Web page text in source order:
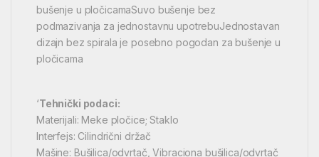
bušenje u pločicamaSuvo bušenje bez
podmazivanja za jednostavnu upotrebuJednostavan
dizajn bez spirala je posebno pogodan za bušenje u
pločicama
‘Tehnički podaci:
Materijali: Meke pločice; Staklo
Interfejs: Cilindrični držač
Mašine: Bušilica/odvrtač, Vibraciona bušilica/odvrtač